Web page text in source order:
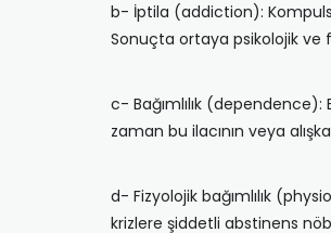
b- İptila (addiction):
Sonuçta ortaya psikolojik ve
c- Bağımlılık
zaman bu ilacının veya
d- Fizyolojik bağımlılık
krizlere şiddetli abstinens